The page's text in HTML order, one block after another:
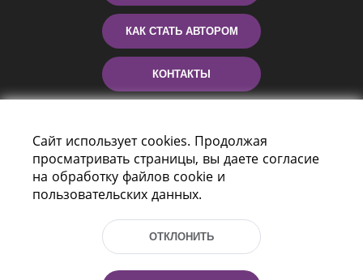
КАК СТАТЬ АВТОРОМ
КОНТАКТЫ
Пр-т Независимости 116
Сайт использует cookies. Продолжая
просматривать страницы, вы даете согласие
на обработку файлов cookie и
пользовательских данных.
ОТКЛОНИТЬ